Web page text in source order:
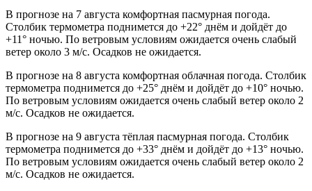
В прогнозе на 7 августа комфортная пасмурная погода.
Столбик термометра поднимется до +22° днём и дойдёт до
+11° ночью. По ветровым условиям ожидается очень слабый
ветер около 3 м/с. Осадков не ожидается.
В прогнозе на 8 августа комфортная облачная погода. Столбик
термометра поднимется до +25° днём и дойдёт до +10° ночью.
По ветровым условиям ожидается очень слабый ветер около 2
м/с. Осадков не ожидается.
В прогнозе на 9 августа тёплая пасмурная погода. Столбик
термометра поднимется до +33° днём и дойдёт до +13° ночью.
По ветровым условиям ожидается очень слабый ветер около 2
м/с. Осадков не ожидается.